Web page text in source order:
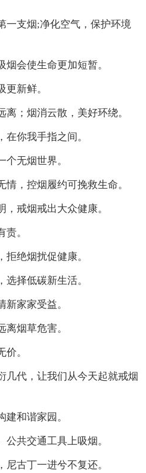
一支烟;净化空气，保护环境
会使生命更加短暂。
新鲜。
离；烟消云散，美好环绕。
你我手指之间。
个无烟世界。
情，控烟履约可挽救生命。
戒烟戒出大众健康。
。
绝烟扰促健康。
择低碳新生活。
新家家受益。
离烟草危害。
。
几代，让我们从今天起就戒烟
建和谐家园。
共交通工具上吸烟。
古丁一进兮不复还。